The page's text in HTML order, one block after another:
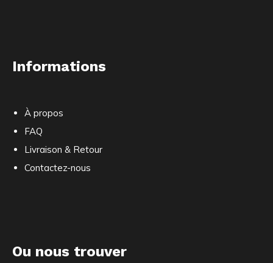
Informations
À propos
FAQ
Livraison & Retour
Contactez-nous
Ou nous trouver